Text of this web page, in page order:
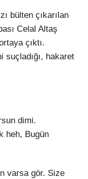
bülten çıkarılan
Celal Altaş
çıktı.
suçladığı, hakaret
dimi.
heh, Bugün
varsa gör. Size